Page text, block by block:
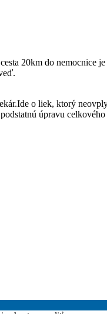
20km do nemocnice
o liek, ktorý
úpravu